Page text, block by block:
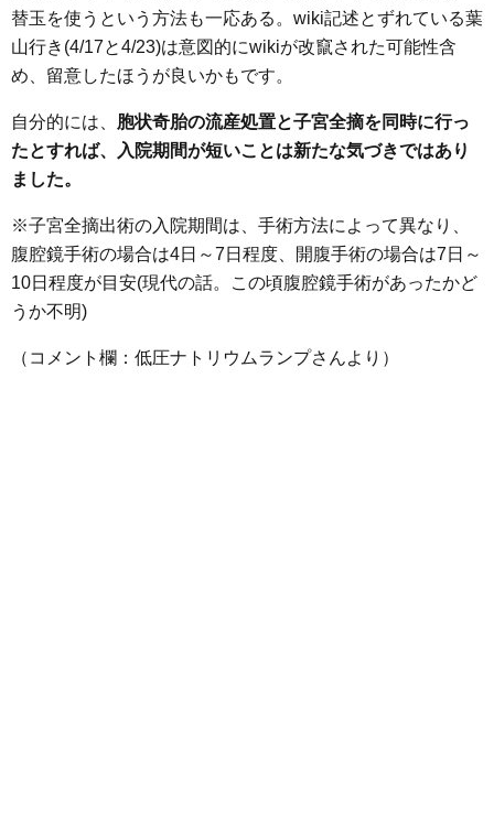
替玉を使うという方法も一応ある。wiki記述とずれている葉
山行き(4/17と4/23)は意図的にwikiが改竄された可能性含
め、留意したほうが良いかもです。
自分的には、 胞状奇胎の流産処置と子宮全摘を同時に行っ
たとすれば、入院期間が短いことは新たな気づきではあり
ました。
※子宮全摘出術の入院期間は、手術方法によって異なり、
腹腔鏡手術の場合は4日～7日程度、開腹手術の場合は7日～
10日程度が目安(現代の話。この頃腹腔鏡手術があったかど
うか不明)
（コメント欄：低圧ナトリウムランプさんより）